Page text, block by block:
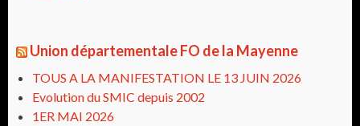
Union départementale FO de la Mayenne
TOUS A LA MANIFESTATION LE 13 JUIN 2026
Evolution du SMIC depuis 2002
1ER MAI 2026